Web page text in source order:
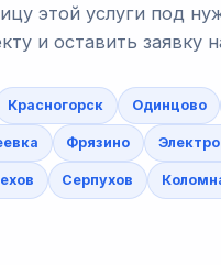
этой услуги под
и оставить заявку
Красногорск Одинцово
Фрязино
Серпухов